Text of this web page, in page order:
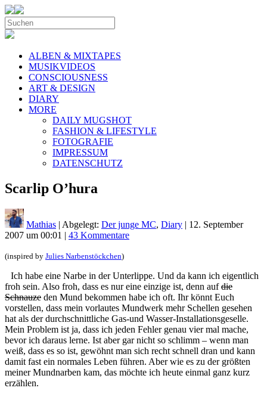
ALBEN & MIXTAPES
MUSIKVIDEOS
CONSCIOUSNESS
ART & DESIGN
DIARY
MORE
DAILY MUGSHOT
FASHION & LIFESTYLE
FOTOGRAFIE
IMPRESSUM
DATENSCHUTZ
Scarlip O’hura
Mathias | Abgelegt: Der junge MC, Diary | 12. September
2007 um 00:01 | 43 Kommentare
(inspired by Julies Narbenstöckchen)
Ich habe eine Narbe in der Unterlippe. Und da kann ich eigentlich
froh sein. Also froh, dass es nur eine einzige ist, denn aufdie
Schnauze den Mund bekommen habe ich oft. Ihr könnt Euch
vorstellen, dass mein vorlautes Mundwerk mehr Schellen gesehen
hat als der durchschnittliche Gas-und Wasser-Installationsgeselle.
Mein Problem ist ja, dass ich jeden Fehler genau vier mal mache,
bevor ich daraus lerne. Ist aber gar nicht so schlimm – wenn man
weiß, dass es so ist, gewöhnt man sich recht schnell dran und kann
damit fast ein normales Leben führen. Aber wie es zu der größten
meiner Mundnarben kam, das möchte ich heute einmal ganz kurz
erzählen.